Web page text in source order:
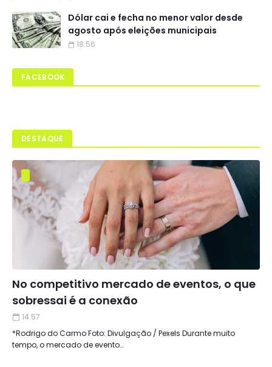
Dólar cai e fecha no menor valor desde
agosto após eleições municipais
18:56
FACEBOOK
DESTAQUE
No competitivo mercado de eventos, o que
sobressai é a conexão
14:57
*Rodrigo do Carmo Foto: Divulgação / Pexels Durante muito
tempo, o mercado de evento…